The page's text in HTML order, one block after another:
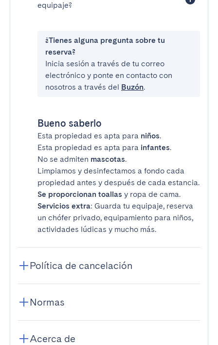
equipaje?
¿Tienes alguna pregunta sobre tu
reserva?
Inicia sesión a través de tu correo
electrónico y ponte en contacto con
nosotros a través del Buzón.
Bueno saberlo
Esta propiedad es apta para niños.
Esta propiedad es apta para infantes.
No se admiten mascotas.
Limpiamos y desinfectamos a fondo cada
propiedad antes y después de cada estancia.
Se proporcionan toallas y ropa de cama.
Servicios extra: Guarda tu equipaje, reserva
un chófer privado, equipamiento para niños,
actividades lúdicas y mucho más.
Política de cancelación
Normas
Acerca de